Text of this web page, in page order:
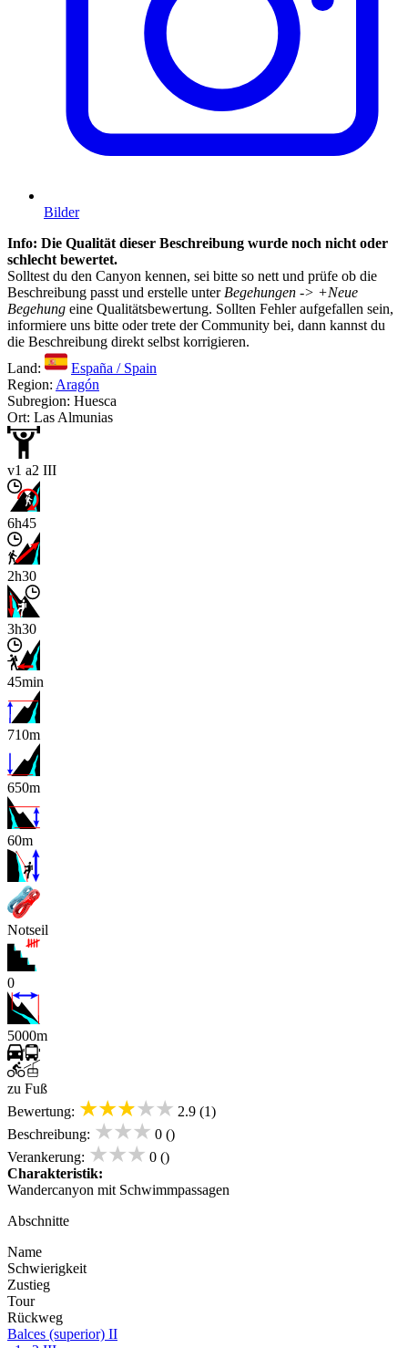
Bilder
Info: Die Qualität dieser Beschreibung wurde noch nicht oder
schlecht bewertet.
Solltest du den Canyon kennen, sei bitte so nett und prüfe ob die
Beschreibung passt und erstelle unter Begehungen -> +Neue
Begehung eine Qualitätsbewertung. Sollten Fehler aufgefallen sein,
informiere uns bitte oder trete der Community bei, dann kannst du
die Beschreibung direkt selbst korrigieren.
Land:
España / Spain
Region: Aragón
Subregion: Huesca
Ort: Las Almunias
v1 a2 III
6h45
2h30
3h30
45min
710m
650m
60m
x
Notseil
0
5000m
zu Fuß
Bewertung: ★★★★★ 2.9 (1)
Beschreibung: ★★★ 0 ()
Verankerung: ★★★ 0 ()
Charakteristik:
Wandercanyon mit Schwimmpassagen
Abschnitte
Name
Schwierigkeit
Zustieg
Tour
Rückweg
Balces (superior) II